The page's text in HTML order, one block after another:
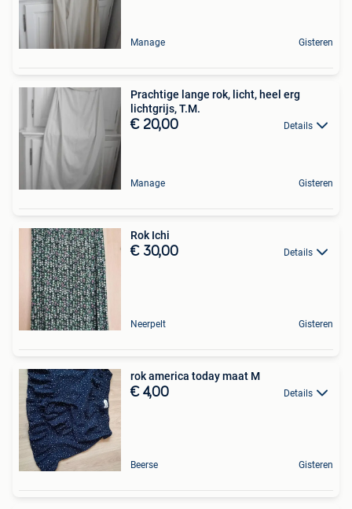
Manage Gisteren
Prachtige lange rok, licht, heel erg
lichtgrijs, T.M.
€ 20,00 Details
Manage Gisteren
Rok Ichi
€ 30,00 Details
Neerpelt Gisteren
rok america today maat M
€ 4,00 Details
Beerse Gisteren